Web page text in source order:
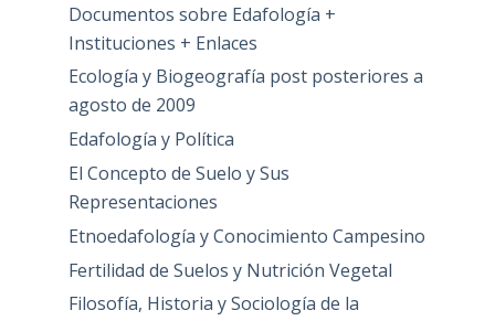
Documentos sobre Edafología +
Instituciones + Enlaces
Ecología y Biogeografía post posteriores a
agosto de 2009
Edafología y Política
El Concepto de Suelo y Sus
Representaciones
Etnoedafología y Conocimiento Campesino
Fertilidad de Suelos y Nutrición Vegetal
Filosofía, Historia y Sociología de la